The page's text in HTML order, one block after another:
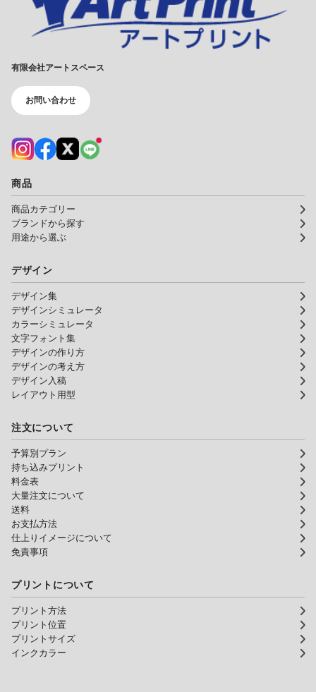
有限会社アートスペース
お問い合わせ
商品
商品カテゴリー
ブランドから探す
用途から選ぶ
デザイン
デザイン集
デザインシミュレータ
カラーシミュレータ
文字フォント集
デザインの作り方
デザインの考え方
デザイン入稿
レイアウト用型
注文について
予算別プラン
持ち込みプリント
料金表
大量注文について
送料
お支払方法
仕上りイメージについて
免責事項
プリントについて
プリント方法
プリント位置
プリントサイズ
インクカラー